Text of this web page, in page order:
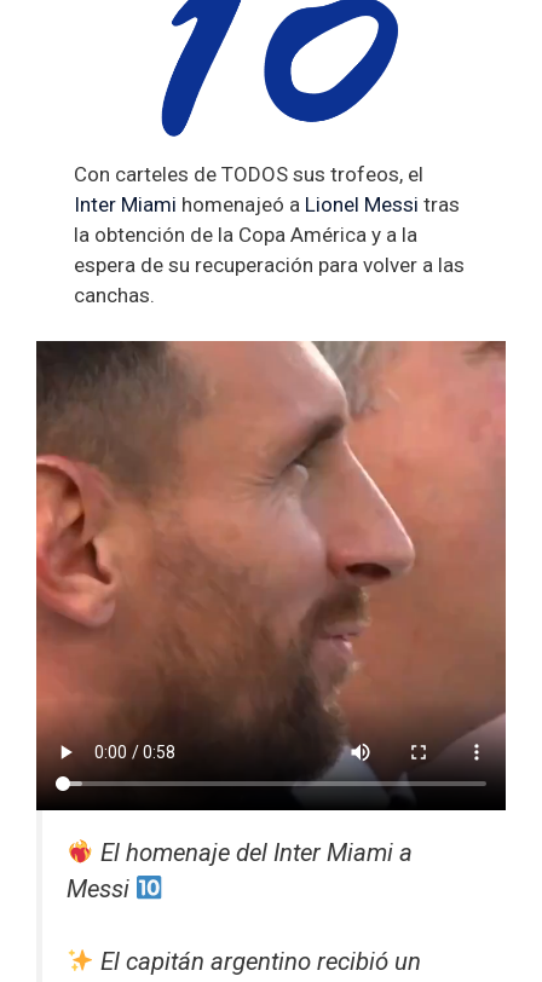
Con carteles de TODOS sus trofeos, el
Inter Miami homenajeó a Lionel Messi tras
la obtención de la Copa América y a la
espera de su recuperación para volver a las
canchas.
El homenaje del Inter Miami a
Messi
El capitán argentino recibió un